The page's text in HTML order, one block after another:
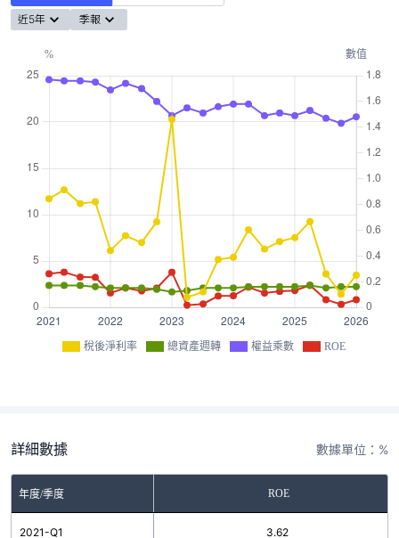
近5年
季報
稅後淨利率 總資產週轉 權益乘數 ROE
詳細數據 數據單位：%
年度/季度 ROE
2021-Q1 3.62